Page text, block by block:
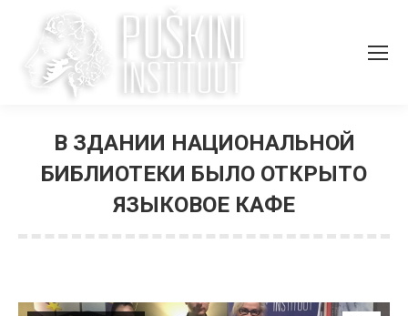
В ЗДАНИИ НАЦИОНАЛЬНОЙ
БИБЛИОТЕКИ БЫЛО ОТКРЫТО
ЯЗЫКОВОЕ КАФЕ